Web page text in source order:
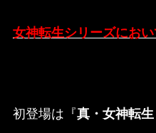
女神転生シリーズにおい
初登場は『真・女神転生